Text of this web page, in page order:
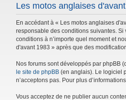
Les motos anglaises
En accédant à « Les motos anglaises
responsable des conditions suivantes.
conditions à n’importe quel moment et
d'avant 1983 » après que des
Nos forums sont développés par phpBB
le site de phpBB (en anglais). Le logiciel
n’acceptons pas. Pour plus
Vous acceptez de ne publier aucun